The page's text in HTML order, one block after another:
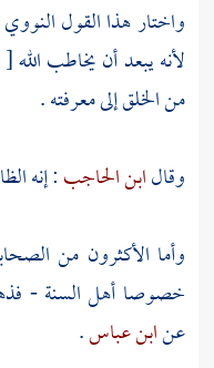
واختار هذا القولالنووي
لأنه يبعد أن يخاطب الله[
من الخلق إلى معرفته .
وقالابن الحاجب: إنه
وأما الأكثرون من
خصوصا أهل السنة -
عنابن عباس.